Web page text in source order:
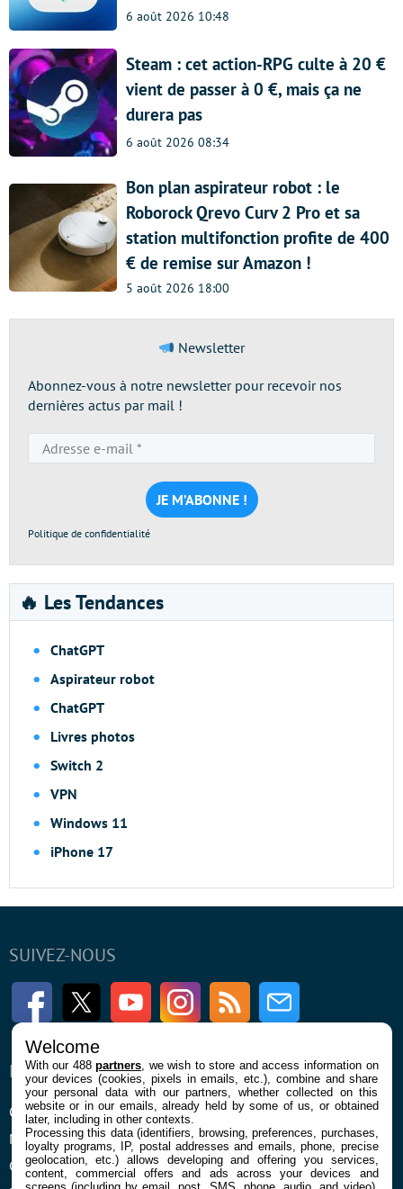
6 août 2026 10:48
Steam : cet action-RPG culte à 20 €
vient de passer à 0 €, mais ça ne
durera pas
6 août 2026 08:34
Bon plan aspirateur robot : le
Roborock Qrevo Curv 2 Pro et sa
station multifonction profite de 400
€ de remise sur Amazon !
5 août 2026 18:00
Newsletter
Abonnez-vous à notre newsletter pour recevoir nos
dernières actus par mail !
e-
mail
*
Politique de confidentialité
🔥 Les Tendances
ChatGPT
Aspirateur robot
ChatGPT
Livres photos
Switch 2
VPN
Windows 11
iPhone 17
SUIVEZ-NOUS
FacebookTwitter Youtube InstagramRSS Newsletter
ENTREPRISE
Qui sommes nous
Mentions légales et CGU
Confidentialité et Cookies
À PROPOS
La rédaction
Contact
Welcome
With our 488partners , we wish to store and access information on
your devices (cookies, pixels in emails, etc.), combine and share
your personal data with our partners, whether collected on this
website or in our emails, already held by some of us, or obtained
later, including in other contexts.
Processing this data (identifiers, browsing, preferences, purchases,
loyalty programs, IP, postal addresses and emails, phone, precise
geolocation, etc.) allows developing and offering you services,
content, commercial offers and ads across your devices and
screens (including by email, post, SMS, phone, audio, and video),